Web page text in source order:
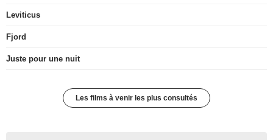
Leviticus
Fjord
Juste pour une nuit
Les films à venir les plus consultés